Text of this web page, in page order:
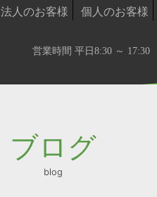
法人のお客様 個人のお客様
営業時間 平日8:30 ～ 17:30
ブログ
blog